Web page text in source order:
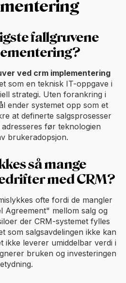
fallgruvene
ved crm implementering
som en teknisk IT-oppgave i
strategi. Uten forankring i
ender systemet opp som et
at definerte salgsprosesser
før teknologien
brukeradopsjon.
så mange
med CRM?
ofte fordi de mangler
Agreement" mellom salg og
der CRM-systemet fylles
som salgsavdelingen ikke kan
ikke leverer umiddelbar verdi i
bruken og investeringen